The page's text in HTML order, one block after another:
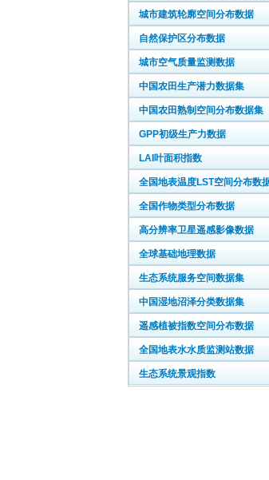
城市建筑轮廓空间分布数据
自然保护区分布数据
城市空气质量监测数据
中国农田生产潜力数据集
中国农田熟制空间分布数据集
GPP初级生产力数据
LAI叶面积指数
全国地表温度LST空间分布数
全国作物类型分布数据
高分辨率卫星遥感影像数据
全球基础地理数据
生态系统服务空间数据集
中国湿地沼泽分类数据集
遥感植被指数空间分布数据
全国地表水水质监测站数据
生态系统景观指数